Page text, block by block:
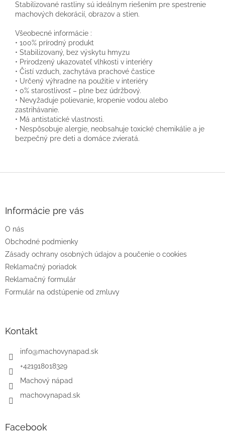
Stabilizované rastliny sú ideálnym riešením pre spestrenie
machových dekorácií, obrazov a stien.
Všeobecné informácie :
• 100% prírodný produkt
• Stabilizovaný, bez výskytu hmyzu
• Prirodzený ukazovateľ vlhkosti v interiéry
• Čistí vzduch, zachytáva prachové častice
• Určený výhradne na použitie v interiéry
• 0% starostlivosť – plne bez údržbový.
• Nevyžaduje polievanie, kropenie vodou alebo
zastrihávanie.
• Má antistatické vlastnosti.
• Nespôsobuje alergie, neobsahuje toxické chemikálie a je
bezpečný pre deti a domáce zvieratá.
e
Informácie pre vás
O nás
Obchodné podmienky
Zásady ochrany osobných údajov a poučenie o cookies
Reklamačný poriadok
Reklamačný formulár
Formulár na odstúpenie od zmluvy
Kontakt
info@machovynapad.sk
+421918018329
Machový nápad
machovynapad.sk
Facebook